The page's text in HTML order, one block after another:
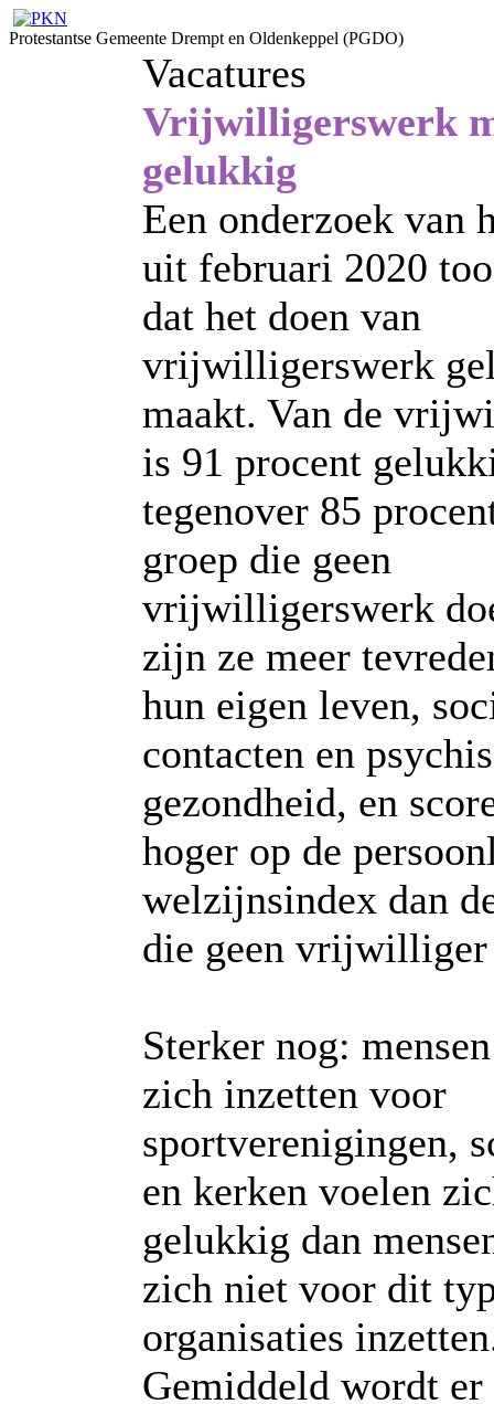
Protestantse Gemeente Drempt en Oldenkeppel (PGDO)
Vacatures
Vrijwilligerswerk
gelukkig
Een onderzoek van
uit februari 2020
dat het doen van
vrijwilligerswerk
maakt. Van de
is 91 procent
tegenover 85
groep die geen
vrijwilligerswerk
zijn ze meer
hun eigen leven,
contacten en
gezondheid, en
hoger op de
welzijnsindex dan
die geen
Sterker nog:
zich inzetten voor
sportverenigingen,
en kerken voelen
gelukkig dan
zich niet voor dit
organisaties
Gemiddeld wordt